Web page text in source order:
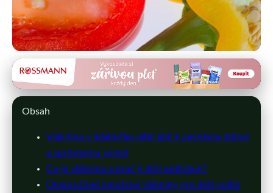
detskalekarna.cz
Vláknina v dětské stravě: Klíč k
· 10 min čtení · Autor: Ivana Holubová
Obsah
Vláknina v jídelníčku dětí: klíč k pevnému zdraví
a správnému vývoji
Co je vláknina a proč ji děti potřebují?
Doporučené množství vlákniny pro děti podle